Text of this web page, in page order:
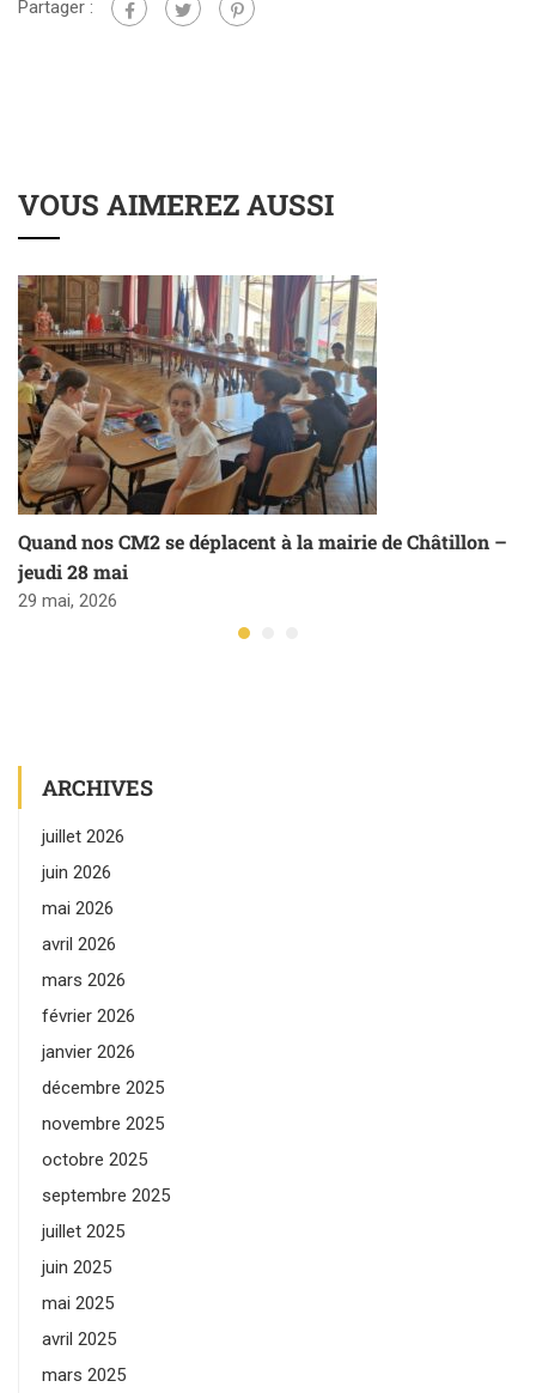
Partager :
VOUS AIMEREZ AUSSI
Quand nos CM2 se déplacent à la mairie de Châtillon –
jeudi 28 mai
29 mai, 2026
ARCHIVES
juillet 2026
juin 2026
mai 2026
avril 2026
mars 2026
février 2026
janvier 2026
décembre 2025
novembre 2025
octobre 2025
septembre 2025
juillet 2025
juin 2025
mai 2025
avril 2025
mars 2025